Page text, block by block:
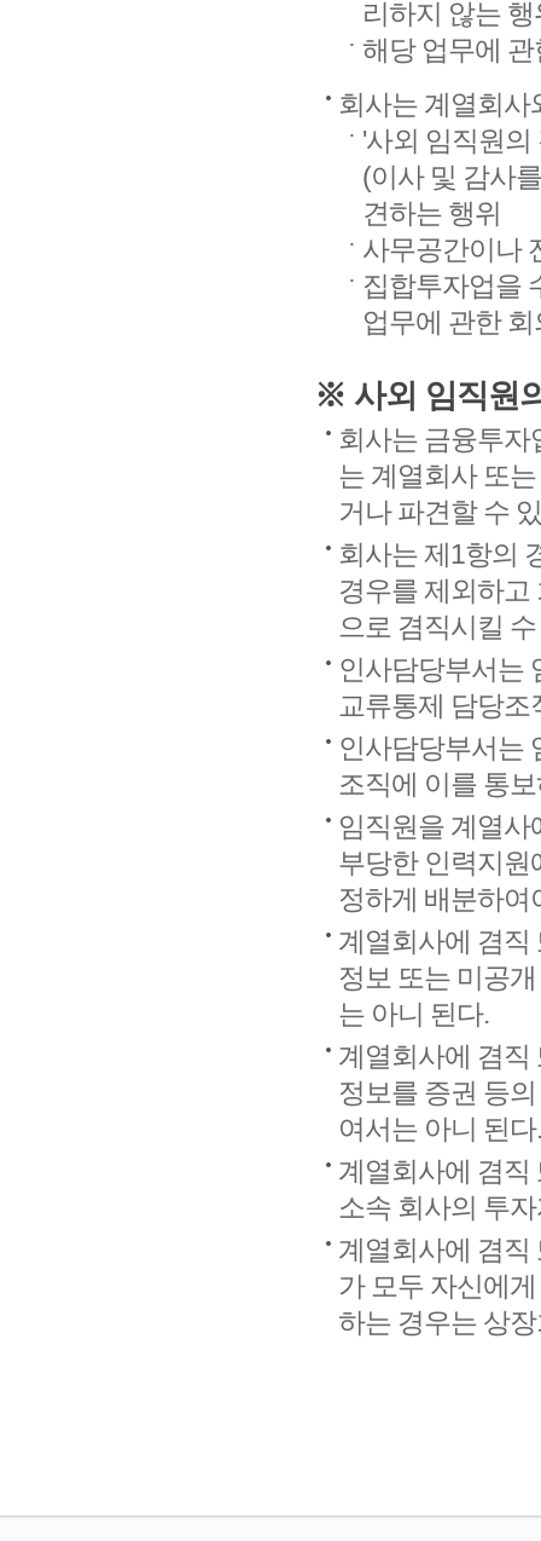
리하지 않는 행
해당 업무에
회사는 계열회사
'사외 임직원
(이사 및 감사
견하는 행위
사무공간이나
집합투자업을
업무에 관한
※ 사외 임직원
회사는 금융투자
는 계열회사 또
거나 파견할 수
회사는 제1항의
경우를 제외하
으로 겸직시킬
인사담당부서는
교류통제 담당
인사담당부서는
조직에 이를 통
임직원을 계열사
부당한 인력지원
정하게 배분하여
계열회사에 겸직
정보 또는 미공
는 아니 된다.
계열회사에 겸직
정보를 증권 등
여서는 아니 된다.
계열회사에 겸직
소속 회사의 투
계열회사에 겸직
가 모두 자신에
하는 경우는 상